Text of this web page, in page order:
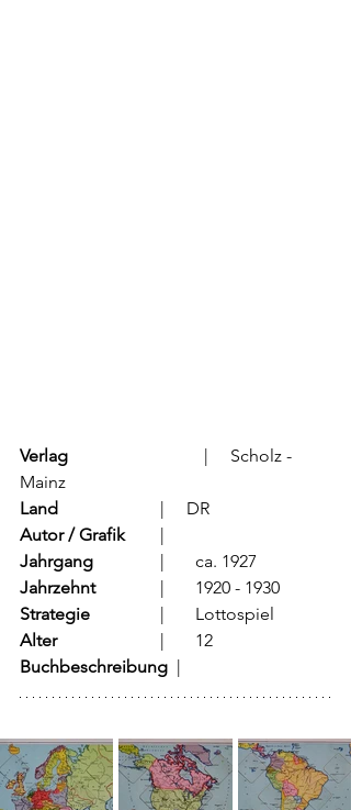
Verlag
Mainz
Land
			  |     DR
Autor / Grafik
Jahrgang
		  |	ca. 1927
Jahrzehnt
		  |	1920 - 1930
Strategie
		  |	Lottospiel
Alter
			  |	12
Buchbeschreibung